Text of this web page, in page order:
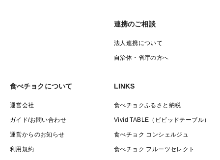
連携のご相談
法人連携について
自治体・省庁の方へ
食べチョクについて
運営会社
ガイド/お問い合わせ
運営からのお知らせ
利用規約
LINKS
食べチョクふるさと納税
Vivid TABLE（ビビッドテーブル）
食べチョク コンシェルジュ
食べチョク フルーツセレクト